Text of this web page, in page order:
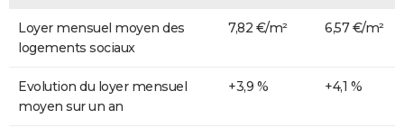
Loyer mensuel moyen des
logements sociaux
7,82 €/m² 6,57 €/m²
Evolution du loyer mensuel
moyen sur un an
+3,9 % +4,1 %